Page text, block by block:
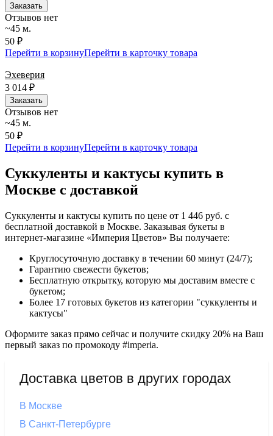
Заказать
Отзывов нет
~45 м.
50 ₽
Перейти в корзинуПерейти в карточку товара
Эхеверия
3 014 ₽
Заказать
Отзывов нет
~45 м.
50 ₽
Перейти в корзинуПерейти в карточку товара
Суккуленты и кактусы купить в
Москве с доставкой
Суккуленты и кактусы купить по цене от 1 446 руб. с
бесплатной доставкой в Москве. Заказывая букеты в
интернет-магазине «Империя Цветов» Вы получаете:
Круглосуточную доставку в течении 60 минут (24/7);
Гарантию свежести букетов;
Бесплатную открытку, которую мы доставим вместе с
букетом;
Более 17 готовых букетов из категории "суккуленты и
кактусы"
Оформите заказ прямо сейчас и получите скидку 20% на Ваш
первый заказ по промокоду #imperia.
Доставка цветов в других городах
В Москве
В Санкт-Петербурге